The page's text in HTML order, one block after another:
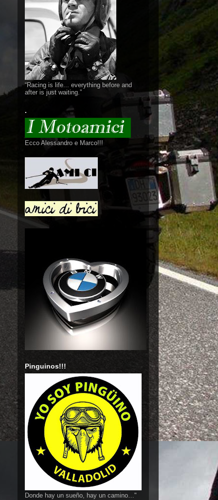
“Racing is life... everything before and
after is just waiting.”
.
Ecco Alessandro e Marco!!!
Pinguinos!!!
Donde hay un sueño, hay un camino…"